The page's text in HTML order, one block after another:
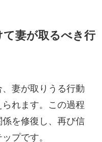
て妻が取るべき行
妻が取りうる行動
れます。この過程
を修復し、再び信
プです。